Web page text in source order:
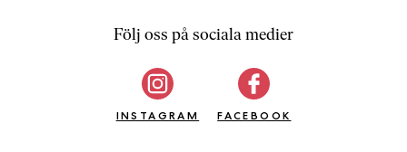
Följ oss på sociala medier
INSTAGRAM FACEBOOK